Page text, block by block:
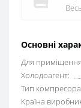
Основні
Для
Xолодоагент:
Тип
Країна